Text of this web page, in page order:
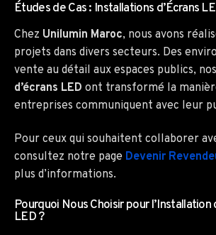
Études de Cas : Installations d’Écrans
Chez Unilumin Maroc, nous avons
projets dans divers secteurs. Des
vente au détail aux espaces publics, nos
d’écrans LED ont transformé la
entreprises communiquent avec leur
Pour ceux qui souhaitent collaborer
consultez notre page Devenir
plus d’informations.
Pourquoi Nous Choisir pour l’Installation
LED ?